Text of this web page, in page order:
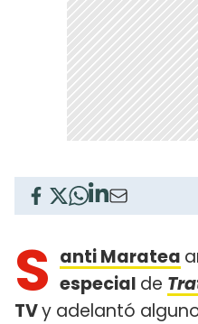
S anti Maratea
especial de
TVy adelantó